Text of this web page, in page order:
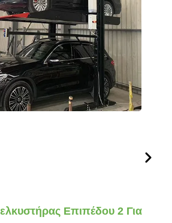
Επιπέδου 2 Για